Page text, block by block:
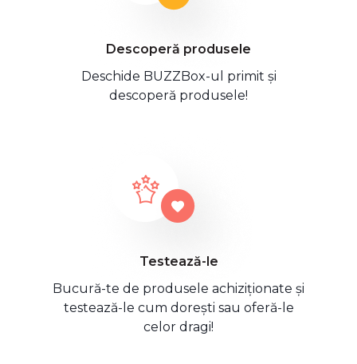
Descoperă produsele
Deschide BUZZBox-ul primit și
descoperă produsele!
Testează-le
Bucură-te de produsele achiziționate și
testează-le cum dorești sau oferă-le
celor dragi!